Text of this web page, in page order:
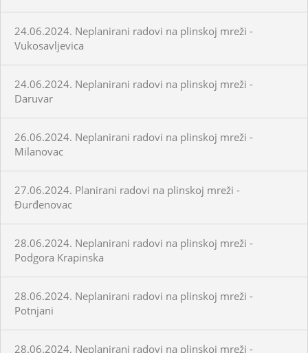
24.06.2024. Neplanirani radovi na plinskoj mreži -
Vukosavljevica
24.06.2024. Neplanirani radovi na plinskoj mreži -
Daruvar
26.06.2024. Neplanirani radovi na plinskoj mreži -
Milanovac
27.06.2024. Planirani radovi na plinskoj mreži -
Đurđenovac
28.06.2024. Neplanirani radovi na plinskoj mreži -
Podgora Krapinska
28.06.2024. Neplanirani radovi na plinskoj mreži -
Potnjani
28.06.2024. Neplanirani radovi na plinskoj mreži -